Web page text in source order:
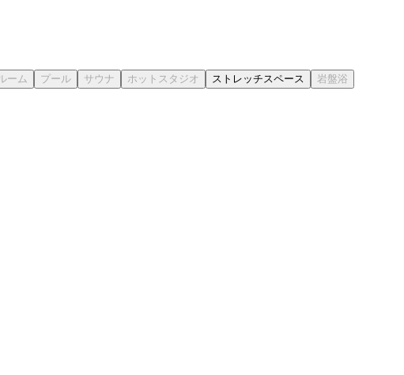
ストレッチスペース